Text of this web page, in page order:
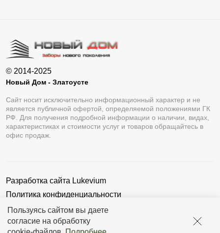
Пользуясь сайтом вы даете
согласие на обработку
© 2014-2025
Новый Дом - Златоусте
Сайт носит исключительно информационный характер и не
является публичной офертой, определяемой положениями ГК
РФ. Для получения подробной информации о наличии, видах,
характеристиках и стоимости услуг и товаров обращайтесь в
офис продаж.
Разработка сайта Lukevium
Политика конфиденциальности
Пользовательское соглашение